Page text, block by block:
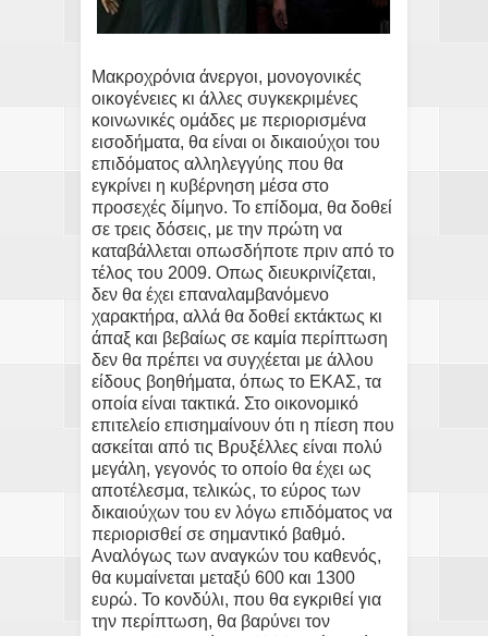
Μακροχρόνια άνεργοι, μονογονικές
οικογένειες κι άλλες συγκεκριμένες
κοινωνικές ομάδες με περιορισμένα
εισοδήματα, θα είναι οι δικαιούχοι του
επιδόματος αλληλεγγύης που θα
εγκρίνει η κυβέρνηση μέσα στο
προσεχές δίμηνο. Το επίδομα, θα δοθεί
σε τρεις δόσεις, με την πρώτη να
καταβάλλεται οπωσδήποτε πριν από το
τέλος του 2009. Οπως διευκρινίζεται,
δεν θα έχει επαναλαμβανόμενο
χαρακτήρα, αλλά θα δοθεί εκτάκτως κι
άπαξ και βεβαίως σε καμία περίπτωση
δεν θα πρέπει να συγχέεται με άλλου
είδους βοηθήματα, όπως το ΕΚΑΣ, τα
οποία είναι τακτικά. Στο οικονομικό
επιτελείο επισημαίνουν ότι η πίεση που
ασκείται από τις Βρυξέλλες είναι πολύ
μεγάλη, γεγονός το οποίο θα έχει ως
αποτέλεσμα, τελικώς, το εύρος των
δικαιούχων του εν λόγω επιδόματος να
περιορισθεί σε σημαντικό βαθμό.
Αναλόγως των αναγκών του καθενός,
θα κυμαίνεται μεταξύ 600 και 1300
ευρώ. Το κονδύλι, που θα εγκριθεί για
την περίπτωση, θα βαρύνει τον